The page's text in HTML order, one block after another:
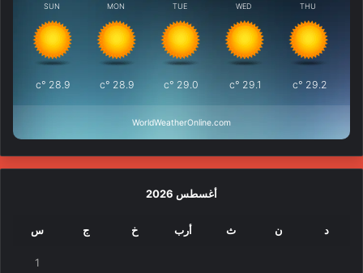
SUN
28.9
°c
MON
28.9
°c
TUE
29.0
°c
WED
29.1
°c
THU
29.2
°c
WorldWeatherOnline.com
أغسطس 2026
د ن ث أرب خ ج س
1